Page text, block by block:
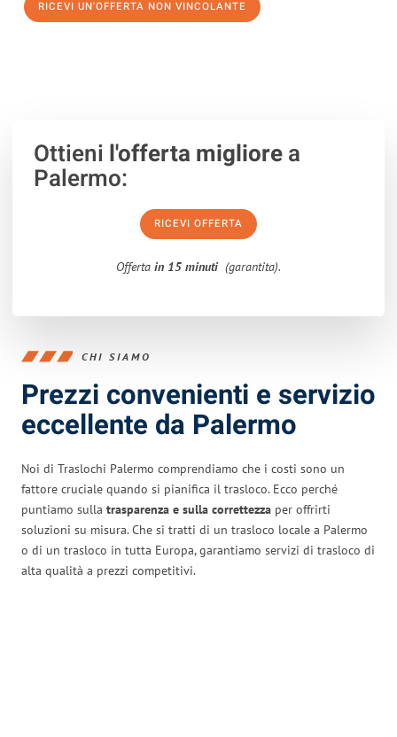
RICEVI UN'OFFERTA NON VINCOLANTE
Ottieni l'offerta migliorea
Palermo:
RICEVI OFFERTA
Offerta in 15 minuti (garantita).
CHI SIAMO
Prezzi convenienti e servizio
eccellente da Palermo
Noi di Traslochi Palermo comprendiamo che i costi sono un
fattore cruciale quando si pianifica il trasloco. Ecco perché
puntiamo sulla trasparenza e sulla correttezza per offrirti
soluzioni su misura. Che si tratti di un trasloco locale a Palermo
o di un trasloco in tutta Europa, garantiamo servizi di trasloco di
alta qualità a prezzi competitivi.